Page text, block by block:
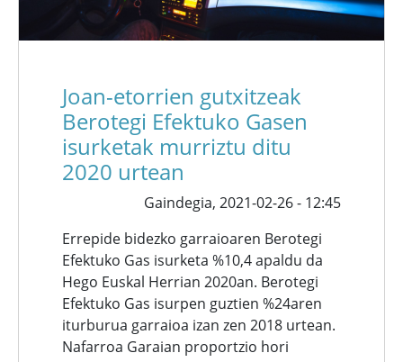
Joan-etorrien gutxitzeak
Berotegi Efektuko Gasen
isurketak murriztu ditu
2020 urtean
Gaindegia, 2021-02-26 - 12:45
Errepide bidezko garraioaren Berotegi
Efektuko Gas isurketa %10,4 apaldu da
Hego Euskal Herrian 2020an. Berotegi
Efektuko Gas isurpen guztien %24aren
iturburua garraioa izan zen 2018 urtean.
Nafarroa Garaian proportzio hori